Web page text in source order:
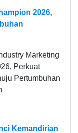
2026,
Marketing
Perkuat
Pertumbuhan
Kemandirian